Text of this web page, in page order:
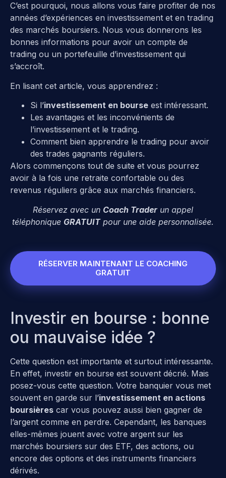
C’est pourquoi, nous allons vous faire profiter de nos
années d’expériences en investissement et en trading
des marchés boursiers. Nous vous donnerons les
bonnes informations pour avoir un compte de
trading ou un portefeuille d’investissement qui
s’accroît.
En lisant cet article, vous apprendrez :
Si l’investissement en bourse est intéressant.
Les avantages et les inconvénients de
l’investissement et le trading.
Comment bien apprendre le trading pour avoir
des trades gagnants réguliers.
Alors commençons tout de suite et vous pourrez
avoir à la fois une retraite confortable ou des
revenus réguliers grâce aux marchés financiers.
Réservez avec un Coach Trader un appel
téléphonique GRATUITpour une aide personnalisée.
RÉSERVER MAINTENANT LE COACHING
GRATUIT
Investir en bourse : bonne
ou mauvaise idée ?
Cette question est importante et surtout intéressante.
En effet, investir en bourse est souvent décrié. Mais
posez-vous cette question. Votre banquier vous met
souvent en garde sur l’investissement en actions
boursières car vous pouvez aussi bien gagner de
l’argent comme en perdre. Cependant, les banques
elles-mêmes jouent avec votre argent sur les
marchés boursiers sur des ETF, des actions, ou
encore des options et des instruments financiers
dérivés.